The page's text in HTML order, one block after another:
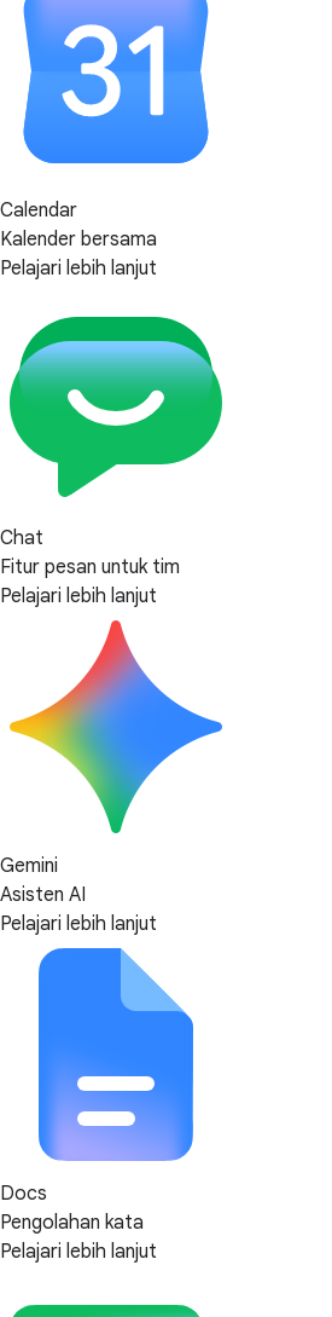
Calendar
Kalender bersama
Pelajari lebih lanjut
Chat
Fitur pesan untuk tim
Pelajari lebih lanjut
Gemini
Asisten AI
Pelajari lebih lanjut
Docs
Pengolahan kata
Pelajari lebih lanjut